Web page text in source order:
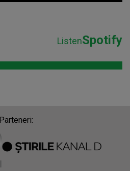
ListenSpotify
Parteneri: